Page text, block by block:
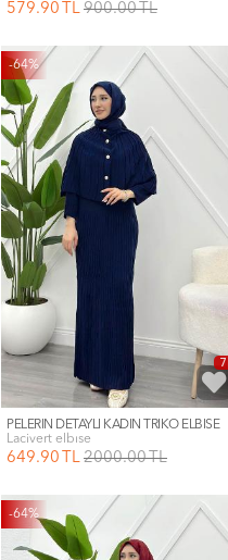
579.90 TL 900.00TL
-64%
7
PELERİN DETAYLI KADIN TRİKO ELBİSE
lacivert elbıse
649.90 TL 2000.00TL
-64%